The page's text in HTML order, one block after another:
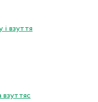
і взуття
взуттяс